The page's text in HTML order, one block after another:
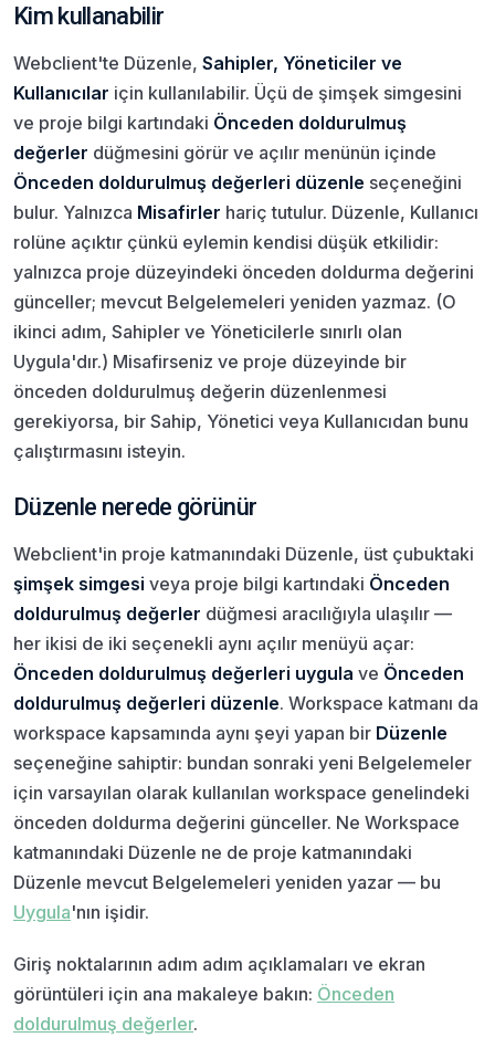
Kim kullanabilir
Webclient'te Düzenle, Sahipler, Yöneticiler ve
Kullanıcılar için kullanılabilir. Üçü de şimşek simgesini
ve proje bilgi kartındaki Önceden doldurulmuş
değerler düğmesini görür ve açılır menünün içinde
Önceden doldurulmuş değerleri düzenle seçeneğini
bulur. Yalnızca Misafirler hariç tutulur. Düzenle, Kullanıcı
rolüne açıktır çünkü eylemin kendisi düşük etkilidir:
yalnızca proje düzeyindeki önceden doldurma değerini
günceller; mevcut Belgelemeleri yeniden yazmaz. (O
ikinci adım, Sahipler ve Yöneticilerle sınırlı olan
Uygula'dır.) Misafirseniz ve proje düzeyinde bir
önceden doldurulmuş değerin düzenlenmesi
gerekiyorsa, bir Sahip, Yönetici veya Kullanıcıdan bunu
çalıştırmasını isteyin.
Düzenle nerede görünür
Webclient'in proje katmanındaki Düzenle, üst çubuktaki
şimşek simgesi veya proje bilgi kartındaki Önceden
doldurulmuş değerler düğmesi aracılığıyla ulaşılır —
her ikisi de iki seçenekli aynı açılır menüyü açar:
Önceden doldurulmuş değerleri uygula ve Önceden
doldurulmuş değerleri düzenle. Workspace katmanı da
workspace kapsamında aynı şeyi yapan bir Düzenle
seçeneğine sahiptir: bundan sonraki yeni Belgelemeler
için varsayılan olarak kullanılan workspace genelindeki
önceden doldurma değerini günceller. Ne Workspace
katmanındaki Düzenle ne de proje katmanındaki
Düzenle mevcut Belgelemeleri yeniden yazar — bu
Uygula'nın işidir.
Giriş noktalarının adım adım açıklamaları ve ekran
görüntüleri için ana makaleye bakın: Önceden
doldurulmuş değerler.